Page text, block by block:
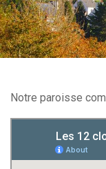
Notre paroisse